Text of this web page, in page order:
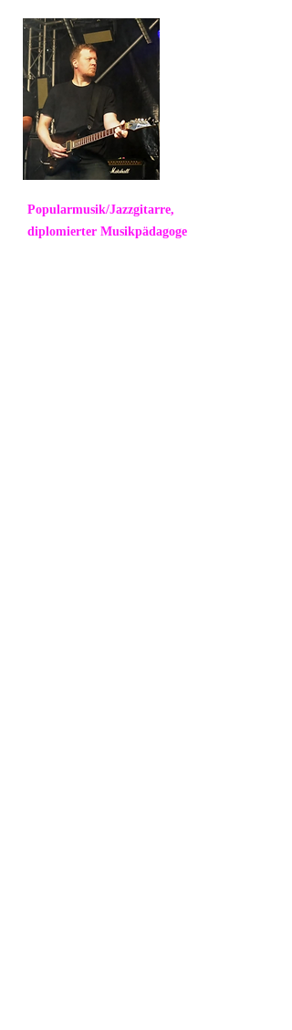
Popularmusik/Jazzgitarre,
diplomierter Musikpädagoge